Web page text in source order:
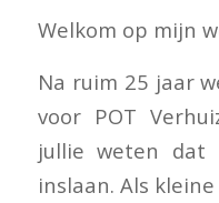
Welkom op mijn
Na ruim 25 jaar
voor POT
jullie weten dat
inslaan. Als